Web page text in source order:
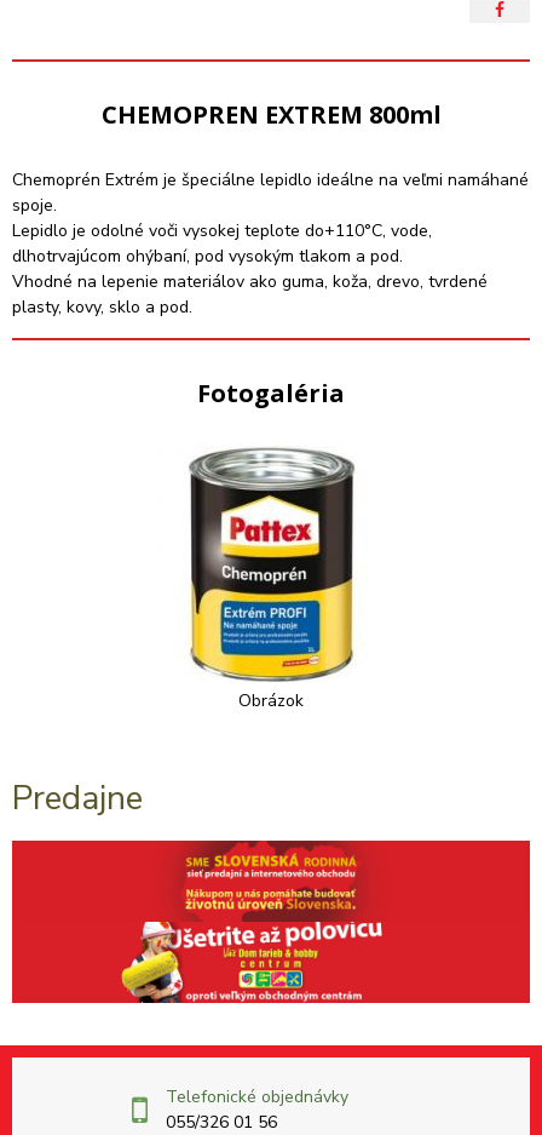
CHEMOPREN EXTREM 800ml
Chemoprén Extrém je špeciálne lepidlo ideálne na veľmi namáhané
spoje.
Lepidlo je odolné voči vysokej teplote do+110°C, vode,
dlhotrvajúcom ohýbaní, pod vysokým tlakom a pod.
Vhodné na lepenie materiálov ako guma, koža, drevo, tvrdené
plasty, kovy, sklo a pod.
Fotogaléria
Obrázok
Predajne
Telefonické objednávky
055/326 01 56